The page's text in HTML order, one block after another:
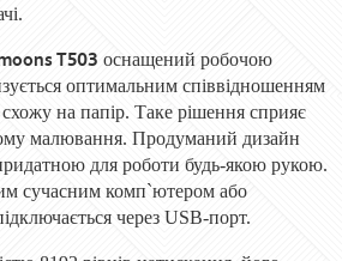
T503 оснащений робочою
оптимальним співвідношенням
на папір. Таке рішення сприяє
малювання. Продуманий дизайн
придатною для роботи будь-якою рукою.
сучасним комп`ютером або
через USB-порт.